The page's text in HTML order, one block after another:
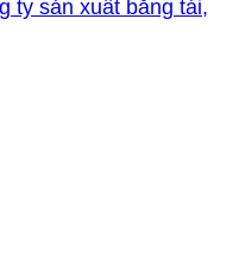
ty sản xuất băng tải,